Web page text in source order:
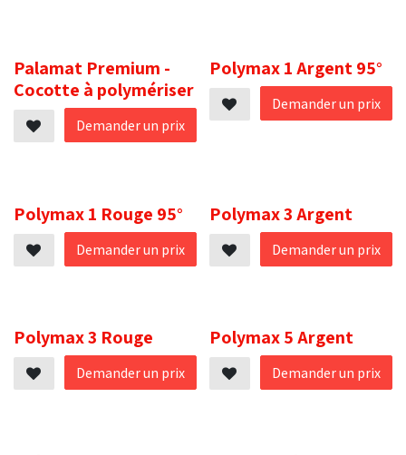
Palamat Premium -
Cocotte à polymériser
Demander un prix
Polymax 1 Argent 95°
Demander un prix
Polymax 1 Rouge 95°
Demander un prix
Polymax 3 Argent
Demander un prix
Polymax 3 Rouge
Demander un prix
Polymax 5 Argent
Demander un prix